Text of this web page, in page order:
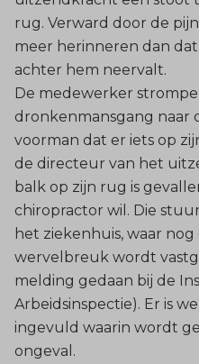
rug. Verward door de
meer herinneren dan
achter hem neervalt.
De medewerker
dronkenmansgang naar
voorman dat er iets op
de directeur van het
balk op zijn rug is
chiropractor wil. Die
het ziekenhuis, waar
wervelbreuk wordt
melding gedaan bij de
Arbeidsinspectie). Er is
ingevuld waarin wordt
ongeval.